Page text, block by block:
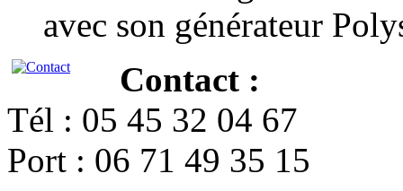
avec son générateur
Contact :
Tél : 05 45 32 04 67
Port : 06 71 49 35 15